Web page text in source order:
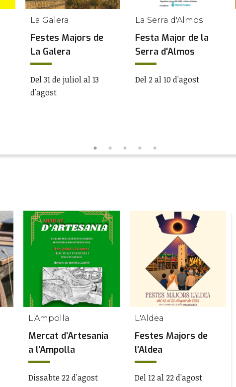
La Galera
Festes Majors de
La Galera
Del 31 de juliol al 13
d'agost
La Serra d'Almos
Festa Major de la
Serra d'Almos
Del 2 al 10 d'agost
L'Ampolla
Mercat d’Artesania
a l’Ampolla
Dissabte 22 d'agost
L'Aldea
Festes Majors de
l'Aldea
Del 12 al 22 d'agost